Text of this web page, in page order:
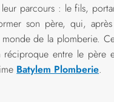
parcours : le fils,
son père, qui,
de la plomberie.
réciproque entre le
Batylem Plomberie.